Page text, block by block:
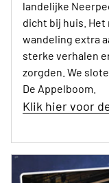
landelijke
dicht bij huis.
wandeling extra
sterke verhalen
zorgden. We
De Appelboom.
Klik hier voor